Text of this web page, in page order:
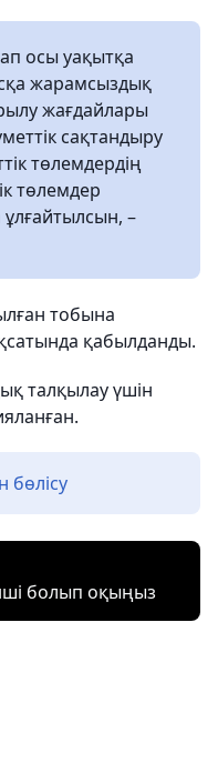
осы уақытқа
жарамсыздық
жағдайлары
сақтандыру
төлемдердің
төлемдер
–
тобына
қабылданды.
талқылау үшін
бөлісу
болып оқыңыз